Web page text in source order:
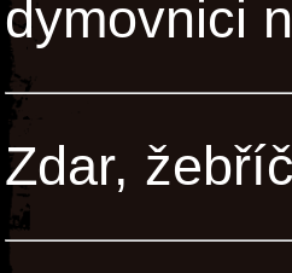
dymovnici
Zdar,